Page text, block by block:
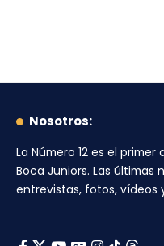
Nosotros:
La Número 12 es el primer
Boca Juniors. Las últimas
entrevistas, fotos, vídeos